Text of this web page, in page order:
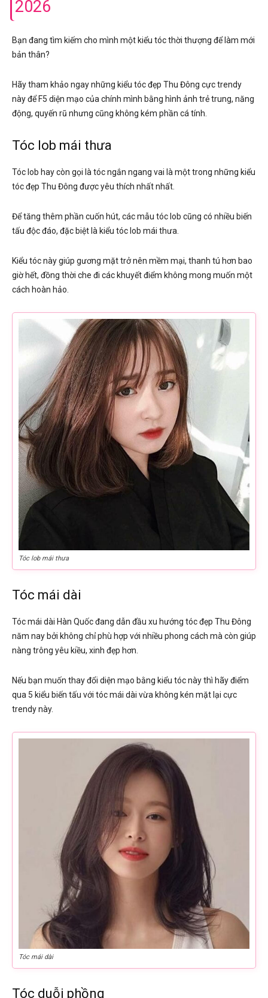
2026
Bạn đang tìm kiếm cho mình một kiểu tóc thời thượng để làm mới
bản thân?
Hãy tham khảo ngay những kiểu tóc đẹp Thu Đông cực trendy
này để F5 diện mạo của chính mình bằng hình ảnh trẻ trung, năng
động, quyến rũ nhưng cũng không kém phần cá tính.
Tóc lob mái thưa
Tóc lob hay còn gọi là tóc ngắn ngang vai là một trong những kiểu
tóc đẹp Thu Đông được yêu thích nhất nhất.
Để tăng thêm phần cuốn hút, các mẫu tóc lob cũng có nhiều biến
tấu độc đáo, đặc biệt là kiểu tóc lob mái thưa.
Kiểu tóc này giúp gương mặt trở nên mềm mại, thanh tú hơn bao
giờ hết, đồng thời che đi các khuyết điểm không mong muốn một
cách hoàn hảo.
Tóc lob mái thưa
Tóc mái dài
Tóc mái dài Hàn Quốc đang dẫn đầu xu hướng tóc đẹp Thu Đông
năm nay bởi không chỉ phù hợp với nhiều phong cách mà còn giúp
nàng trông yêu kiều, xinh đẹp hơn.
Nếu bạn muốn thay đổi diện mạo bằng kiểu tóc này thì hãy điểm
qua 5 kiểu biến tấu với tóc mái dài vừa không kén mặt lại cực
trendy này.
Tóc mái dài
Tóc duỗi phồng